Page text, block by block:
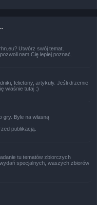
Utwórz swój temat,
nam Cię lepiej poznać.
felietony, artykuły. Jeśli drzemie
właśnie tutaj :)
gry. Byle na własną
publikacją.
tu tematów zbiorczych
specjalnych, waszych zbiorów